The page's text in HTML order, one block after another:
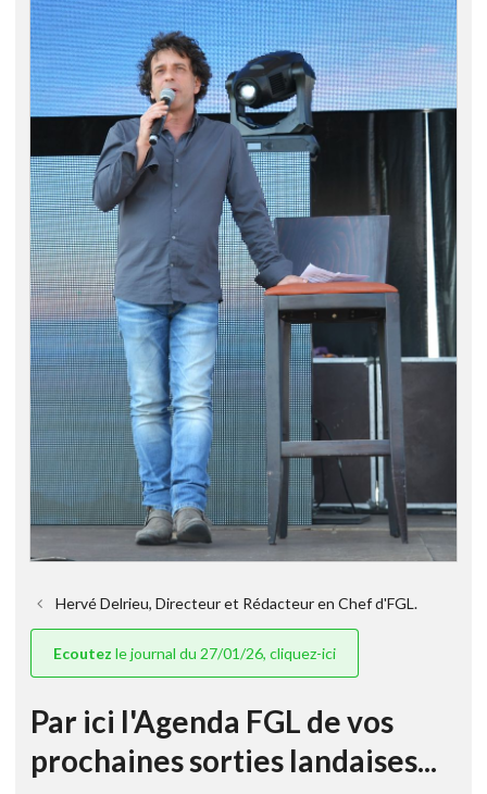
Hervé Delrieu, Directeur et Rédacteur en Chef d'FGL.
Ecoutez le journal du 27/01/26, cliquez-ici
Par ici l'Agenda FGL de vos
prochaines sorties landaises...